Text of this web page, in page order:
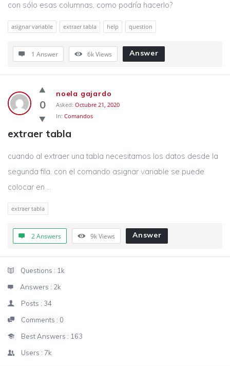
con sólo esas columnas, como podría hacerlo?
asignar variable extraer tabla help question
1 Answer 6kViews Answer
0
noela gajardo
Asked: Octubre 21, 2020
In: Comandos
extraer tabla
cuando al extraer una tabla necesitamos los datos desde la
segunda fila, con el comando asignar variable se puede
colocar en ...
extraer tabla
2 Answers 9kViews Answer
StatsQuestions : 1k
Answers : 2k
Posts : 34
Comments : 0
Best Answers : 163
Users : 7k